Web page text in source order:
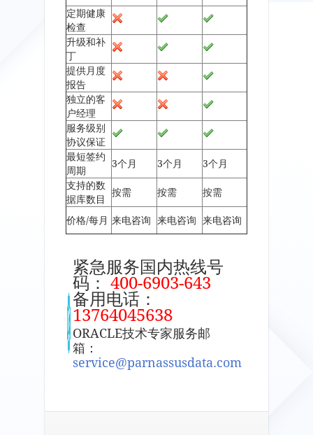
定期健康
检查
升级和补
丁
提供月度
报告
独立的客
户经理
服务级别
协议保证
最短签约
周期
3个月 3个月
3个月
支持的数
据库数目
按需 按需 按需
价格/每月 来电咨询 来电咨询 来电咨询
紧急服务国内热线号
码： 400-6903-643
备用电话：
13764045638
ORACLE技术专家服务邮
箱：
service@parnassusdata.com